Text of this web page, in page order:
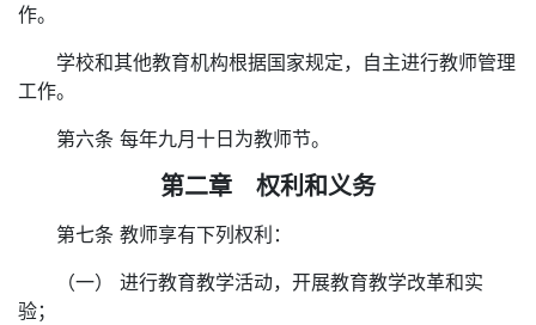
作。
学校和其他教育机构根据国家规定，自主进行教师管理
工作。
第六条 每年九月十日为教师节。
第二章 权利和义务
第七条 教师享有下列权利：
（一） 进行教育教学活动，开展教育教学改革和实
验；